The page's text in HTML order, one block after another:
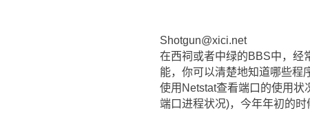
Shotgun@xici.net
在西祠或者中绿的BBS中，经
能，你可以清楚地知道哪些程
使用Netstat查看端口的使用
端口进程状况)，今年年初的